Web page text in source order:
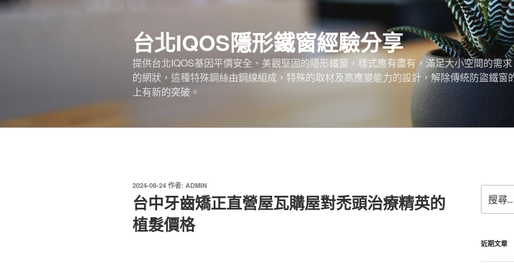
跳
台北IQOS隱形鐵窗經驗分享
提供台北IQOS基因平價安全、美觀堅固的隱形鐵窗，樣式應有盡有，滿足大小空間的需
的網狀，這種特殊鋼絲由鋼線組成，特殊的取材及高應變能力的設計，解除傳統防盜鐵
上有新的突破。
發
佈
於
2024-08-24 作者: ADMIN
台中牙齒矯正直營屋瓦購屋對禿頭治療精英的
植髮價格
尋
關
字:
近期文章